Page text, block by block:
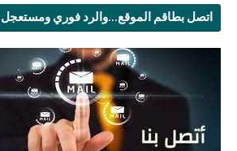
اتصل بطاقم الموقع...والرد فوري ومستعجل